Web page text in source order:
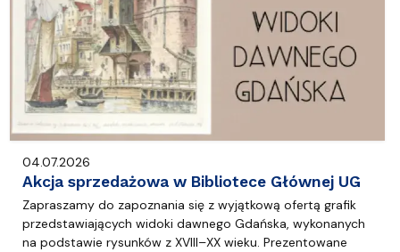
04.07.2026
Akcja sprzedażowa w Bibliotece Głównej UG
Zapraszamy do zapoznania się z wyjątkową ofertą grafik
przedstawiających widoki dawnego Gdańska, wykonanych
na podstawie rysunków z XVIII–XX wieku. Prezentowane